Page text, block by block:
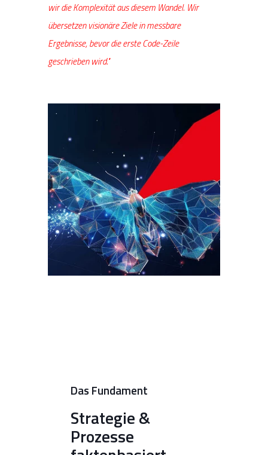
wir die Komplexität aus diesem Wandel. Wir
übersetzen visionäre Ziele in messbare
Ergebnisse, bevor die erste Code-Zeile
geschrieben wird."
Das Fundament
Strategie &
Prozesse